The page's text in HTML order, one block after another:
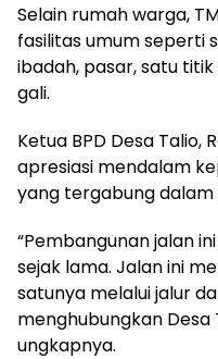
Selain rumah warga,
fasilitas umum seperti
ibadah, pasar, satu
gali.
Ketua BPD Desa Talio,
apresiasi mendalam
yang tergabung dalam
“Pembangunan jalan
sejak lama. Jalan ini
satunya melalui jalur
menghubungkan Desa
ungkapnya.